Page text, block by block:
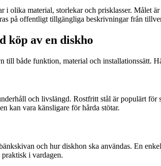
i olika material, storlekar och prisklasser. Målet
på offentligt tillgängliga beskrivningar från
köp av en diskho
till både funktion, material och installationssätt.
och livslängd. Rostfritt stål är populärt
kan vara känsligare för hårda stötar.
och hur diskhon ska användas. En
i vardagen.